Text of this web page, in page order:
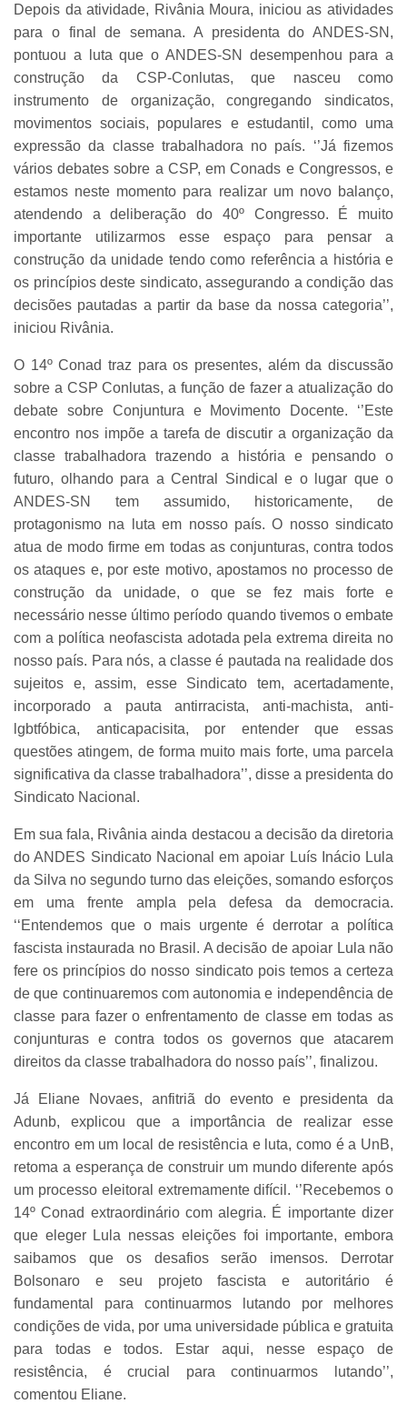
Depois da atividade, Rivânia Moura, iniciou as atividades
para o final de semana. A presidenta do ANDES-SN,
pontuou a luta que o ANDES-SN desempenhou para a
construção da CSP-Conlutas, que nasceu como
instrumento de organização, congregando sindicatos,
movimentos sociais, populares e estudantil, como uma
expressão da classe trabalhadora no país. ‘’Já fizemos
vários debates sobre a CSP, em Conads e Congressos, e
estamos neste momento para realizar um novo balanço,
atendendo a deliberação do 40º Congresso. É muito
importante utilizarmos esse espaço para pensar a
construção da unidade tendo como referência a história e
os princípios deste sindicato, assegurando a condição das
decisões pautadas a partir da base da nossa categoria’’,
iniciou Rivânia.
O 14º Conad traz para os presentes, além da discussão
sobre a CSP Conlutas, a função de fazer a atualização do
debate sobre Conjuntura e Movimento Docente. ‘’Este
encontro nos impõe a tarefa de discutir a organização da
classe trabalhadora trazendo a história e pensando o
futuro, olhando para a Central Sindical e o lugar que o
ANDES-SN tem assumido, historicamente, de
protagonismo na luta em nosso país. O nosso sindicato
atua de modo firme em todas as conjunturas, contra todos
os ataques e, por este motivo, apostamos no processo de
construção da unidade, o que se fez mais forte e
necessário nesse último período quando tivemos o embate
com a política neofascista adotada pela extrema direita no
nosso país. Para nós, a classe é pautada na realidade dos
sujeitos e, assim, esse Sindicato tem, acertadamente,
incorporado a pauta antirracista, anti-machista, anti-
lgbtfóbica, anticapacisita, por entender que essas
questões atingem, de forma muito mais forte, uma parcela
significativa da classe trabalhadora’’, disse a presidenta do
Sindicato Nacional.
Em sua fala, Rivânia ainda destacou a decisão da diretoria
do ANDES Sindicato Nacional em apoiar Luís Inácio Lula
da Silva no segundo turno das eleições, somando esforços
em uma frente ampla pela defesa da democracia.
‘‘Entendemos que o mais urgente é derrotar a política
fascista instaurada no Brasil. A decisão de apoiar Lula não
fere os princípios do nosso sindicato pois temos a certeza
de que continuaremos com autonomia e independência de
classe para fazer o enfrentamento de classe em todas as
conjunturas e contra todos os governos que atacarem
direitos da classe trabalhadora do nosso país’’, finalizou.
Já Eliane Novaes, anfitriã do evento e presidenta da
Adunb, explicou que a importância de realizar esse
encontro em um local de resistência e luta, como é a UnB,
retoma a esperança de construir um mundo diferente após
um processo eleitoral extremamente difícil. ‘’Recebemos o
14º Conad extraordinário com alegria. É importante dizer
que eleger Lula nessas eleições foi importante, embora
saibamos que os desafios serão imensos. Derrotar
Bolsonaro e seu projeto fascista e autoritário é
fundamental para continuarmos lutando por melhores
condições de vida, por uma universidade pública e gratuita
para todas e todos. Estar aqui, nesse espaço de
resistência, é crucial para continuarmos lutando’’,
comentou Eliane.